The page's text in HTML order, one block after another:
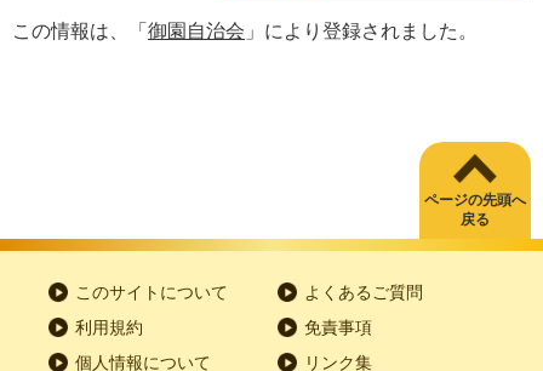
この情報は、「 御園自治会 」により登録されました。
ページの先頭へ
戻る
このサイトについて
よくあるご質問
利用規約
免責事項
個人情報について
リンク集